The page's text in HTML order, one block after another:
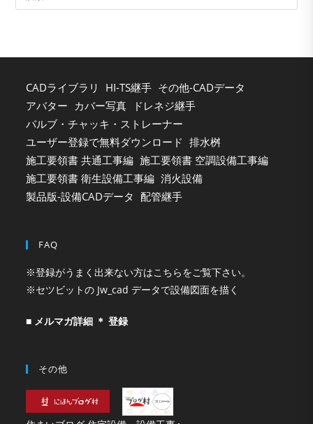
the
CADライブラリ HI-TS継手 その他-CADデータ
アバター カバー写真
ドレネジ継手
バルブ・チャッキ・ストレーナー
ユーザー登録で無料ダウンロード 排水桝
施工要領書 共通工事編 施工要領書 空調設備工事編
施工要領書 衛生設備工事編 消火設備
製品版-設備CADデータ 配管継手
FAQ
※登録がうまく出来ない方はこちらをご覧下さい。
※セツビットの Jw_cad データで設備図面を描く
■ メルマガ詳細 ＊ 登録
その他